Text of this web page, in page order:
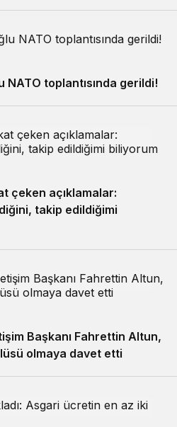
NATO toplantısında gerildi!
çeken açıklamalar:
takip edildiğimi
Başkanı Fahrettin Altun,
olmaya davet etti